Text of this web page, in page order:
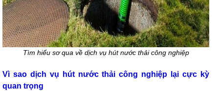
Tìm hiểu sơ qua về dịch vụ hút nước thải công nghiệp
Vì sao dịch vụ hút nước thải công nghiệp lại cực kỳ
quan trọng